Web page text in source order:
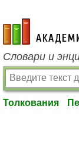
academic.ru
Словари и
Толкования